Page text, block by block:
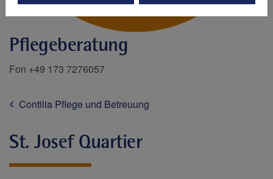
Pflegeberatung
Fon +49 173 7276057
Contilia Pflege und Betreuung
St. Josef Quartier